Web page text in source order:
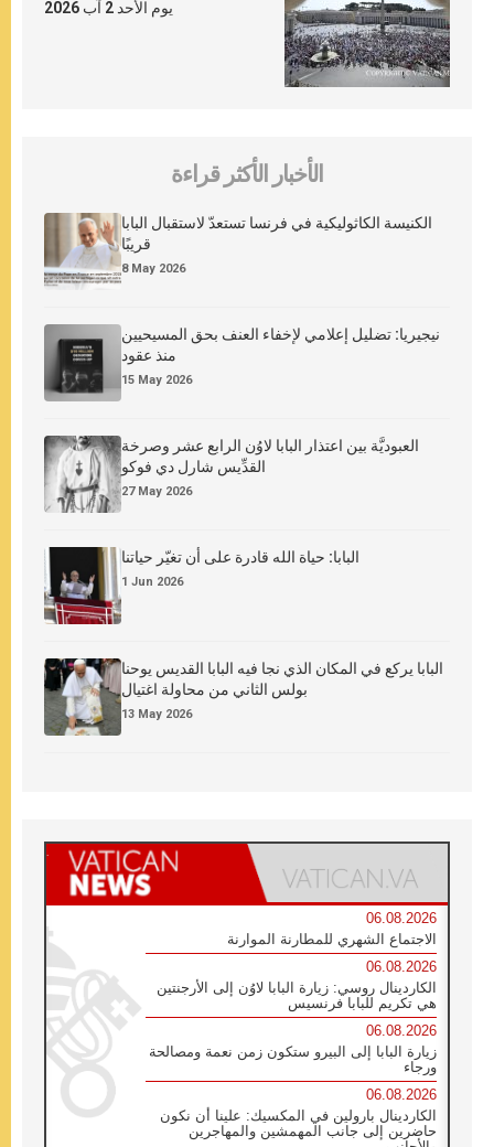
يوم الأحد 2 آب 2026
الأخبار الأكثر قراءة
الكنيسة الكاثوليكية في فرنسا تستعدّ لاستقبال البابا
قريبًا
8 May 2026
نيجيريا: تضليل إعلامي لإخفاء العنف بحق المسيحيين
منذ عقود
15 May 2026
العبوديَّة بين اعتذار البابا لاوُن الرابع عشر وصرخة
القدِّيس شارل دي فوكو
27 May 2026
البابا: حياة الله قادرة على أن تغيّر حياتنا
1 Jun 2026
البابا يركع في المكان الذي نجا فيه البابا القديس يوحنا
بولس الثاني من محاولة اغتيال
13 May 2026
06.08.2026
الاجتماع الشهري للمطارنة الموارنة
06.08.2026
الكاردينال روسي: زيارة البابا لاوُن إلى الأرجنتين
هي تكريم للبابا فرنسيس
06.08.2026
زيارة البابا إلى البيرو ستكون زمن نعمة ومصالحة
ورجاء
06.08.2026
الكاردينال بارولين في المكسيك: علينا أن نكون
حاضرين إلى جانب المهمشين والمهاجرين